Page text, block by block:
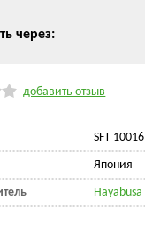
через:
добавить отзыв
SFT 10016
Япония
Hayabusa